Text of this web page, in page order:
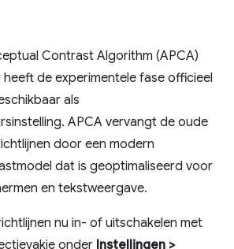
Contrast Algorithm (APCA)
de experimentele fase officieel
als
APCA vervangt de oude
door een modern
dat is geoptimaliseerd voor
en tekstweergave.
nu in- of uitschakelen met
onder Instellingen >